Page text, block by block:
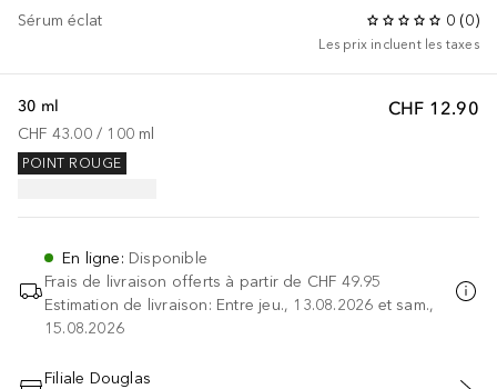
Sérum éclat 0 (0)
Les prix incluent les taxes
CHF 12.90
30 ml
CHF 43.00 / 100 ml
POINT ROUGE
En ligne: Disponible
Frais de livraison offerts à partir de CHF 49.95
Estimation de livraison: Entre jeu., 13.08.2026 et sam.,
15.08.2026
Filiale Douglas